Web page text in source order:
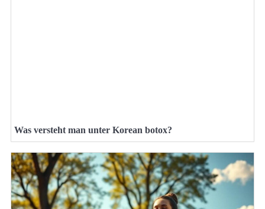
Was versteht man unter Korean botox?